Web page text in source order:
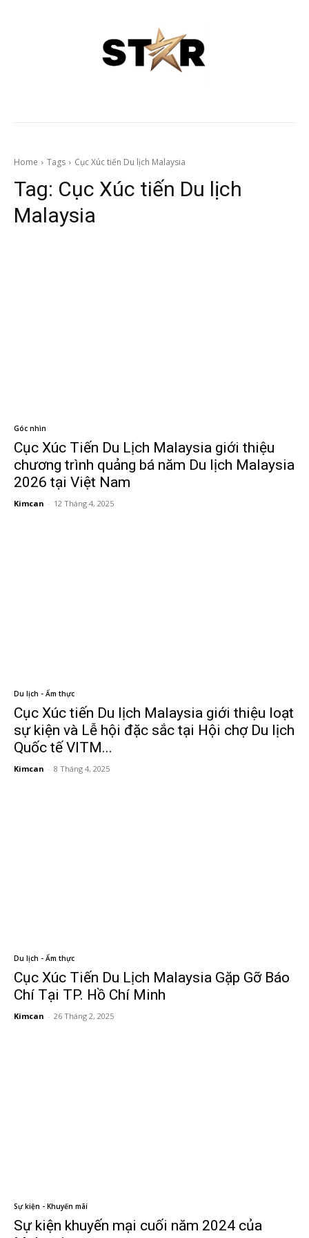
Home Tags Cục Xúc tiến Du lịch Malaysia
Tag: Cục Xúc tiến Du lịch
Malaysia
Góc nhìn
Cục Xúc Tiến Du Lịch Malaysia giới thiệu
chương trình quảng bá năm Du lịch Malaysia
2026 tại Việt Nam
Kimcan - 12 Tháng 4, 2025
Du lịch - Ẩm thực
Cục Xúc tiến Du lịch Malaysia giới thiệu loạt
sự kiện và Lễ hội đặc sắc tại Hội chợ Du lịch
Quốc tế VITM...
Kimcan - 8 Tháng 4, 2025
Du lịch - Ẩm thực
Cục Xúc Tiến Du Lịch Malaysia Gặp Gỡ Báo
Chí Tại TP. Hồ Chí Minh
Kimcan - 26 Tháng 2, 2025
Sự kiện - Khuyến mãi
Sự kiện khuyến mại cuối năm 2024 của